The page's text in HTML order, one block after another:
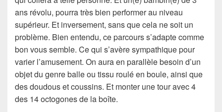
ans révolu, pourra très bien performer au niveau
supérieur. Et inversement, sans que cela ne soit un
problème. Bien entendu, ce parcours s’adapte comme
bon vous semble. Ce qui s’avère sympathique pour
varier l’amusement. On aura en parallèle besoin d’un
objet du genre balle ou tissu roulé en boule, ainsi que
des doudous et coussins. Et monter une tour avec 4
des 14 octogones de la boîte.